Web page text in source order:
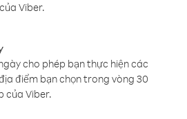
Viber.
cho phép bạn thực hiện các
điểm bạn chọn trong vòng 30
của Viber.